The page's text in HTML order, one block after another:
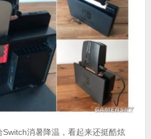
消暑降温，看起来还挺酷炫